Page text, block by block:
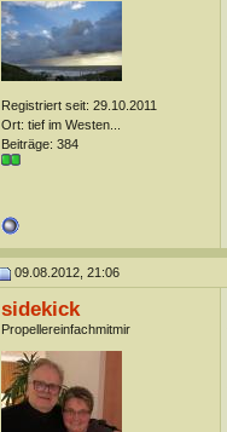
Registriert seit: 29.10.2011
Ort: tief im Westen...
Beiträge: 384
09.08.2012, 21:06
sidekick
Propellereinfachmitmir